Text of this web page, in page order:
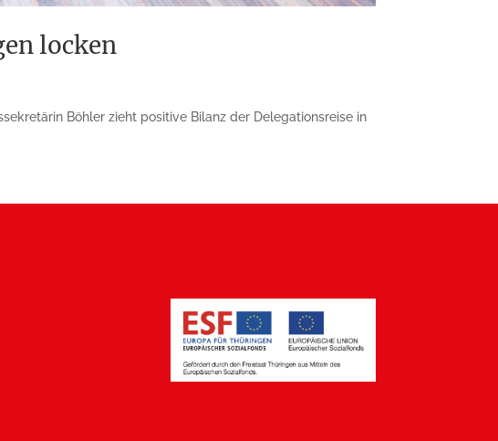
locken
Böhler zieht positive Bilanz der Dele­gations­reise in